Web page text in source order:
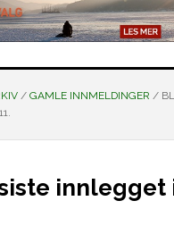
/ GAMLE INNMELDINGER /
innlegget